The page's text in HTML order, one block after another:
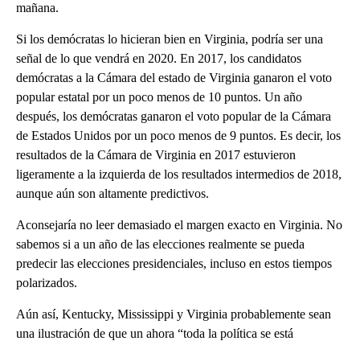
mañana.
Si los demócratas lo hicieran bien en Virginia, podría ser una
señal de lo que vendrá en 2020. En 2017, los candidatos
demócratas a la Cámara del estado de Virginia ganaron el voto
popular estatal por un poco menos de 10 puntos. Un año
después, los demócratas ganaron el voto popular de la Cámara
de Estados Unidos por un poco menos de 9 puntos. Es decir, los
resultados de la Cámara de Virginia en 2017 estuvieron
ligeramente a la izquierda de los resultados intermedios de 2018,
aunque aún son altamente predictivos.
Aconsejaría no leer demasiado el margen exacto en Virginia. No
sabemos si a un año de las elecciones realmente se pueda
predecir las elecciones presidenciales, incluso en estos tiempos
polarizados.
Aún así, Kentucky, Mississippi y Virginia probablemente sean
una ilustración de que un ahora “toda la política se está